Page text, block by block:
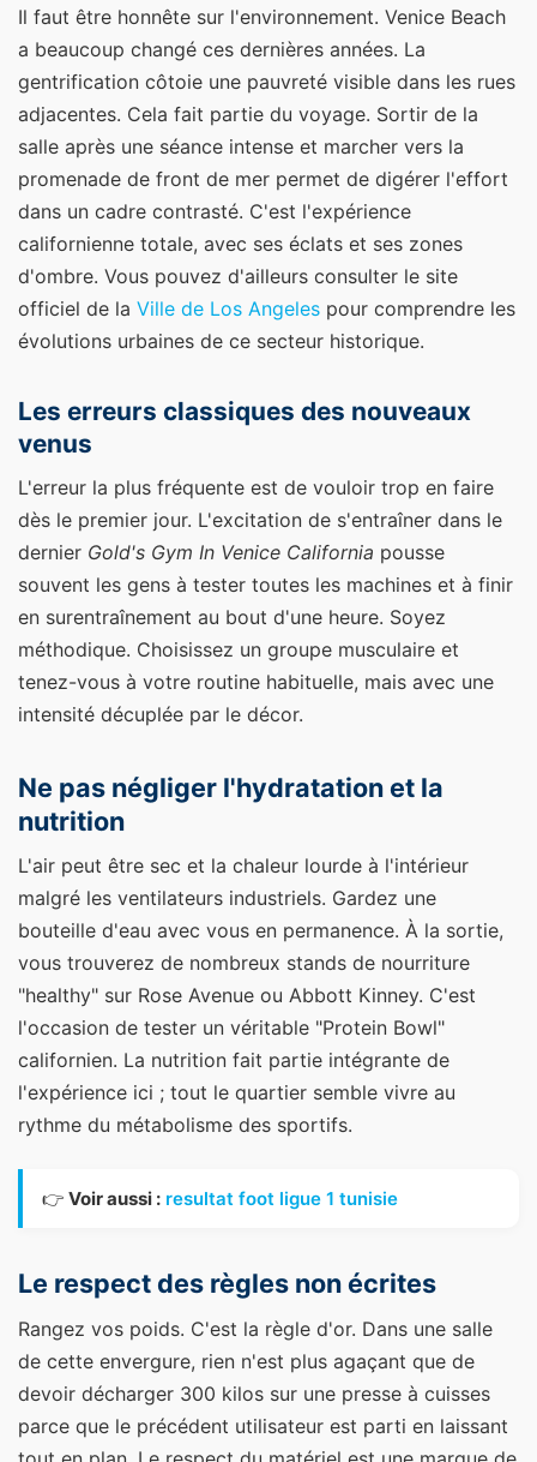
Il faut être honnête sur l'environnement. Venice Beach
a beaucoup changé ces dernières années. La
gentrification côtoie une pauvreté visible dans les rues
adjacentes. Cela fait partie du voyage. Sortir de la
salle après une séance intense et marcher vers la
promenade de front de mer permet de digérer l'effort
dans un cadre contrasté. C'est l'expérience
californienne totale, avec ses éclats et ses zones
d'ombre. Vous pouvez d'ailleurs consulter le site
officiel de la Ville de Los Angeles pour comprendre les
évolutions urbaines de ce secteur historique.
Les erreurs classiques des nouveaux
venus
L'erreur la plus fréquente est de vouloir trop en faire
dès le premier jour. L'excitation de s'entraîner dans le
dernier Gold's Gym In Venice California pousse
souvent les gens à tester toutes les machines et à finir
en surentraînement au bout d'une heure. Soyez
méthodique. Choisissez un groupe musculaire et
tenez-vous à votre routine habituelle, mais avec une
intensité décuplée par le décor.
Ne pas négliger l'hydratation et la
nutrition
L'air peut être sec et la chaleur lourde à l'intérieur
malgré les ventilateurs industriels. Gardez une
bouteille d'eau avec vous en permanence. À la sortie,
vous trouverez de nombreux stands de nourriture
"healthy" sur Rose Avenue ou Abbott Kinney. C'est
l'occasion de tester un véritable "Protein Bowl"
californien. La nutrition fait partie intégrante de
l'expérience ici ; tout le quartier semble vivre au
rythme du métabolisme des sportifs.
👉 Voir aussi : resultat foot ligue 1 tunisie
Le respect des règles non écrites
Rangez vos poids. C'est la règle d'or. Dans une salle
de cette envergure, rien n'est plus agaçant que de
devoir décharger 300 kilos sur une presse à cuisses
parce que le précédent utilisateur est parti en laissant